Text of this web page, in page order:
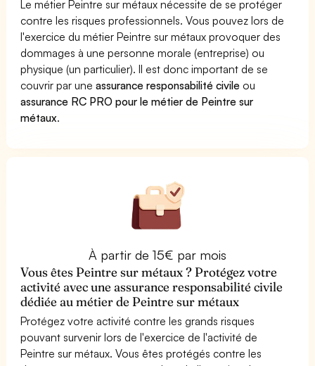
Le métier Peintre sur métaux nécessite de se protéger
contre les risques professionnels. Vous pouvez lors de
l'exercice du métier Peintre sur métaux provoquer des
dommages à une personne morale (entreprise) ou
physique (un particulier). Il est donc important de se
couvrir par uneassurance responsabilité civile ou
assurance RC PRO pour le métier de Peintre sur
métaux.
À partir de 15€ par mois
Vous êtes Peintre sur métaux ? Protégez votre
activité avec une assurance responsabilité civile
dédiée au métier de Peintre sur métaux
Protégez votre activité contre les grands risques
pouvant survenir lors de l'exercice de l'activité de
Peintre sur métaux. Vous êtes protégés contre les